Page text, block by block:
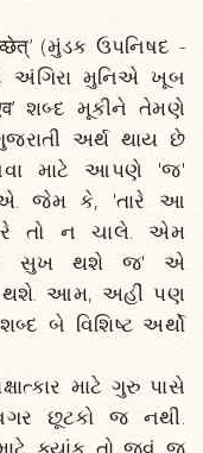
(મુંડક ઉપનિષદ -
અંગિરા મુનિએ ખૂબ
શબ્દ મૂકીને તેમણે
અર્થ થાય છે
માટે આપણે 'જ'
જેમ કે, 'તારે આ
તો ન ચાલે. એમ
'તને સુખ થશે જ' એ
થશે. આમ, અહીં પણ
બે વિશિષ્ટ અર્થો
માટે ગુરુ પાસે
છૂટકો જ નથી.